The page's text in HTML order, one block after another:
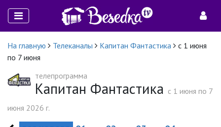
На главную Телеканалы Капитан Фантастика
с 1 июня
по 7 июня
телепрограмма
Капитан Фантастика c 1 июня по 7
июня 2026 г.